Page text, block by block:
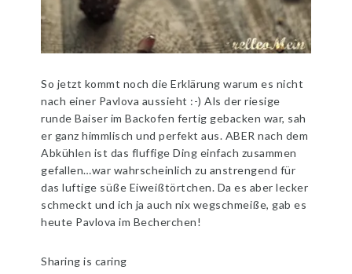
So jetzt kommt noch die Erklärung warum es nicht
nach einer Pavlova aussieht :-) Als der riesige
runde Baiser im Backofen fertig gebacken war, sah
er ganz himmlisch und perfekt aus. ABER nach dem
Abkühlen ist das fluffige Ding einfach zusammen
gefallen…war wahrscheinlich zu anstrengend für
das luftige süße Eiweißtörtchen. Da es aber lecker
schmeckt und ich ja auch nix wegschmeiße, gab es
heute Pavlova im Becherchen!
Sharing is caring